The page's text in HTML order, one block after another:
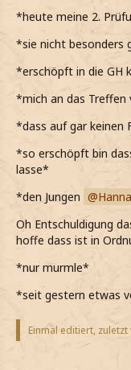
*heute meine 2.
*sie nicht besonders
*erschöpft in die GH
*mich an das Treffen
*dass auf gar keinen
*so erschöpft bin
lasse*
*den Jungen
Oh Entschuldigung
hoffe dass ist in
*nur murmle*
*seit gestern etwas
Einmal editiert, zuletzt